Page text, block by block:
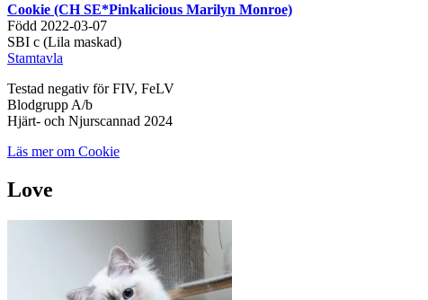
Cookie (CH SE*Pinkalicious Marilyn Monroe)
Född 2022-03-07
SBI c (Lila maskad)
Stamtavla
Testad negativ för FIV, FeLV
Blodgrupp A/b
Hjärt- och Njurscannad 2024
Läs mer om Cookie
Love